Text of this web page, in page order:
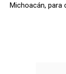
Michoacán, para